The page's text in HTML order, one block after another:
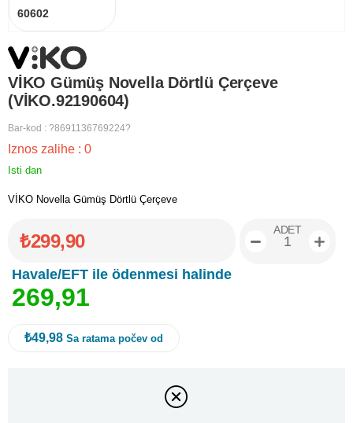
60602
VİKO Gümüş Novella Dörtlü Çerçeve
(VİKO.92190604)
Bar-kod : ?8691136769224?
Iznos zalihe : 0
Isti dan
VİKO Novella Gümüş Dörtlü Çerçeve
₺299,90
Havale/EFT ile ödenmesi halinde
269,91
ADET
₺49,98 Sa ratama počev od